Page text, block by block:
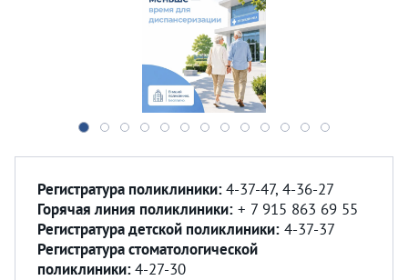
Регистратура поликлиники:4-37-47, 4-36-27
Горячая линия поликлиники: + 7 915 863 69 55
Регистратура детской поликлиники: 4-37-37
Регистратурастоматологической
поликлиники:4-27-30